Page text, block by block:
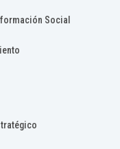
Social